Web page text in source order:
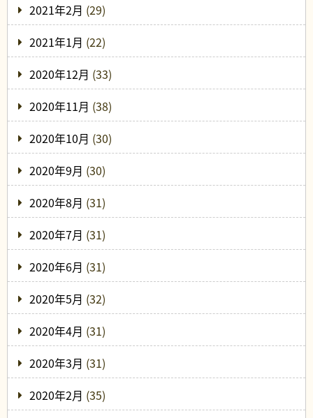
2021年2月 (29)
2021年1月 (22)
2020年12月 (33)
2020年11月 (38)
2020年10月 (30)
2020年9月 (30)
2020年8月 (31)
2020年7月 (31)
2020年6月 (31)
2020年5月 (32)
2020年4月 (31)
2020年3月 (31)
2020年2月 (35)